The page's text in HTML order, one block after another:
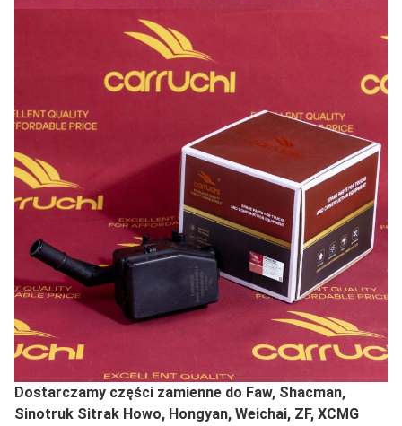
Dostarczamy części zamienne do Faw, Shacman,
Sinotruk Sitrak Howo, Hongyan, Weichai, ZF, XCMG